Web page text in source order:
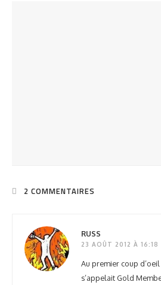
2 COMMENTAIRES
RUSS
23 AOÛT 2012 À 16:18
Au premier coup d’oeil
s’appelait Gold